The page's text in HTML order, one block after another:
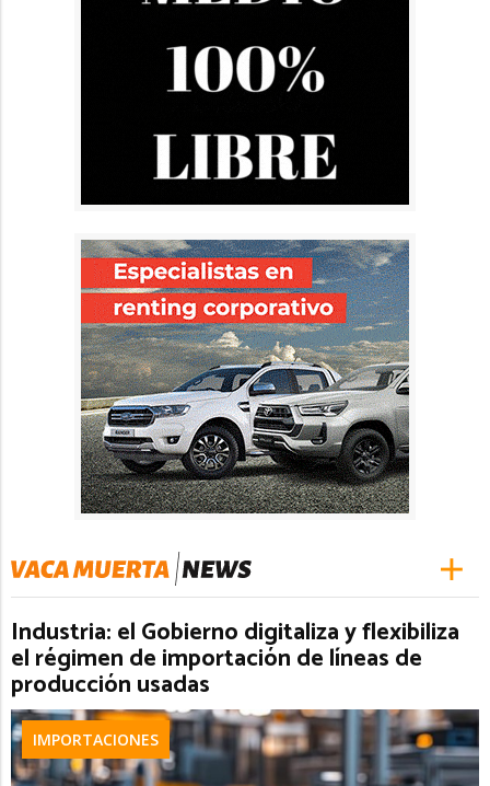
Industria: el Gobierno digitaliza y flexibiliza
el régimen de importación de líneas de
producción usadas
IMPORTACIONES